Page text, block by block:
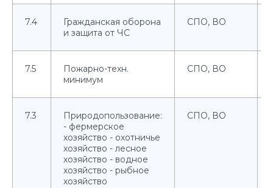
7.4
Гражданская оборона
и защита от ЧС
СПО, ВО
7.5
Пожарно-техн.
минимум
СПО, ВО
7.3
Природопользование:
- фермерское
хозяйство - охотничье
хозяйство - лесное
хозяйство - водное
хозяйство - рыбное
хозяйство
СПО, ВО